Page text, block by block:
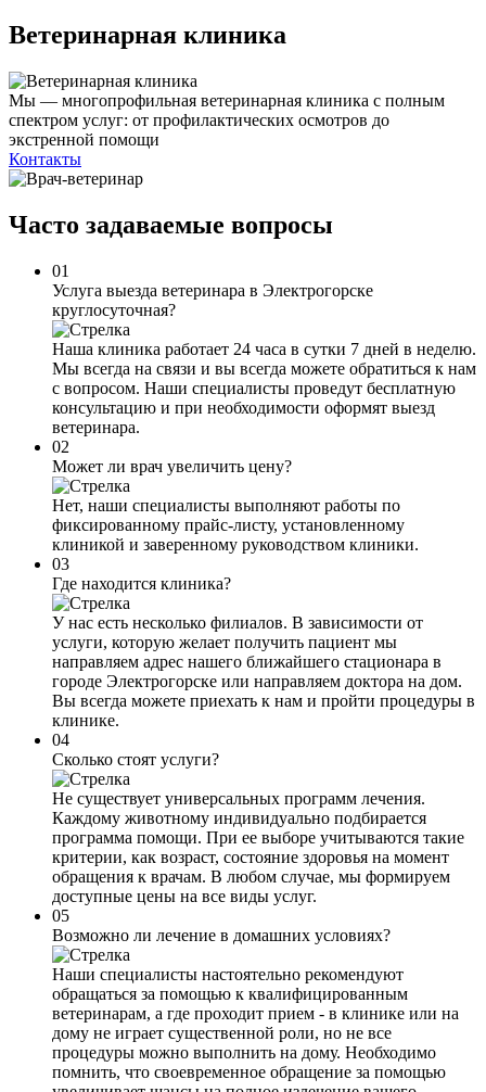
Ветеринарная клиника
Мы — многопрофильная ветеринарная клиника с полным
спектром услуг: от профилактических осмотров до
экстренной помощи
Контакты
Часто задаваемые вопросы
01
Услуга выезда ветеринара в Электрогорске
круглосуточная?
Наша клиника работает 24 часа в сутки 7 дней в неделю.
Мы всегда на связи и вы всегда можете обратиться к нам
с вопросом. Наши специалисты проведут бесплатную
консультацию и при необходимости оформят выезд
ветеринара.
02
Может ли врач увеличить цену?
Нет, наши специалисты выполняют работы по
фиксированному прайс-листу, установленному
клиникой и заверенному руководством клиники.
03
Где находится клиника?
У нас есть несколько филиалов. В зависимости от
услуги, которую желает получить пациент мы
направляем адрес нашего ближайшего стационара в
городе Электрогорске или направляем доктора на дом.
Вы всегда можете приехать к нам и пройти процедуры в
клинике.
04
Сколько стоят услуги?
Не существует универсальных программ лечения.
Каждому животному индивидуально подбирается
программа помощи. При ее выборе учитываются такие
критерии, как возраст, состояние здоровья на момент
обращения к врачам. В любом случае, мы формируем
доступные цены на все виды услуг.
05
Возможно ли лечение в домашних условиях?
Наши специалисты настоятельно рекомендуют
обращаться за помощью к квалифицированным
ветеринарам, а где проходит прием - в клинике или на
дому не играет существенной роли, но не все
процедуры можно выполнить на дому. Необходимо
помнить, что своевременное обращение за помощью